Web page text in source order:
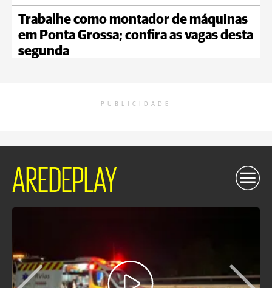
Trabalhe como montador de máquinas
em Ponta Grossa; confira as vagas desta
segunda
PUBLICIDADE
AREDEPLAY